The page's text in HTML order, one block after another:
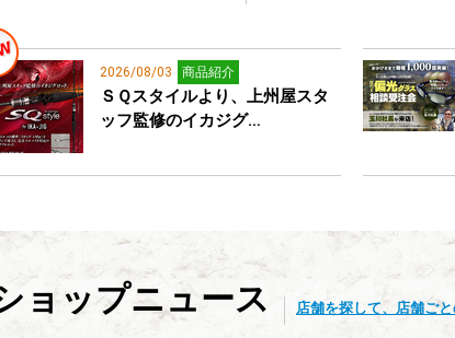
2026/08/03 商品紹介
ＳＱスタイルより、上州屋スタ
ッフ監修のイカジグ…
ョップニュース 店舗を探して、店舗ご